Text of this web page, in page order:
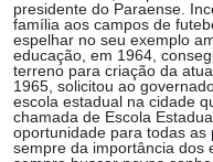
presidente do Paraense.
família aos campos de
espelhar no seu exemplo
educação, em 1964,
terreno para criação da
1965, solicitou ao
escola estadual na cidade
chamada de Escola
oportunidade para todas as
sempre da importância dos